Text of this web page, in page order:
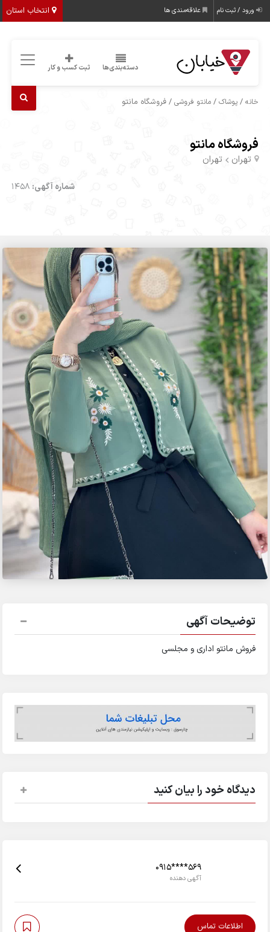
انتخاب استان ورود / ثبت نام علاقه‌مندی ها
دسته‌بندی‌ها ثبت کسب و کار
خانه /پوشاک /مانتو فروشی / فروشگاه مانتو
فروشگاه مانتو
تهران تهران
شماره آگهی: 1458
توضیحات آگهی
فروش مانتو اداری و مجلسی
دیدگاه خود را بیان کنید
0915****569
آگهی دهنده
اطلاعات تماس